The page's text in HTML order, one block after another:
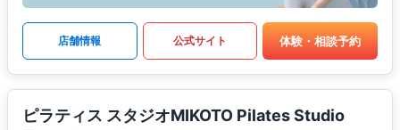
店舗情報 公式サイト 体験・相談予約
ピラティス スタジオMIKOTO Pilates Studio